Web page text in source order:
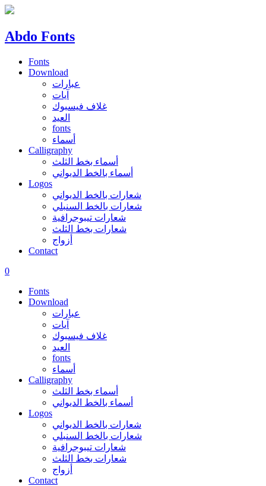
Abdo Fonts
Fonts
Download
عبارات
آيات
غلاف فيسبوك
العيد
fonts
أسماء
Calligraphy
أسماء بخط الثلث
أسماء بالخط الديواني
Logos
شعارات بالخط الديواني
شعارات بالخط السنبلي
شعارات تيبوجرافية
شعارات بخط الثلث
أزواج
Contact
0
Fonts
Download
عبارات
آيات
غلاف فيسبوك
العيد
fonts
أسماء
Calligraphy
أسماء بخط الثلث
أسماء بالخط الديواني
Logos
شعارات بالخط الديواني
شعارات بالخط السنبلي
شعارات تيبوجرافية
شعارات بخط الثلث
أزواج
Contact